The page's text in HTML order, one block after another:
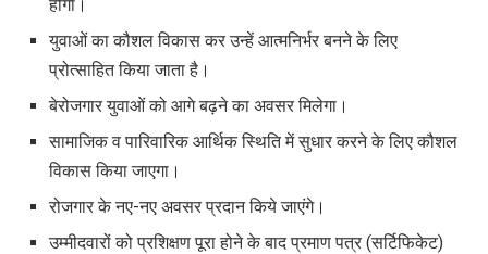
होगा।
युवाओं का कौशल विकास कर उन्हें आत्मनिर्भर बनने के लिए
प्रोत्साहित किया जाता है।
बेरोजगार युवाओं को आगे बढ़ने का अवसर मिलेगा।
सामाजिक व पारिवारिक आर्थिक स्थिति में सुधार करने के लिए कौशल
विकास किया जाएगा।
रोजगार के नए-नए अवसर प्रदान किये जाएंगे।
उम्मीदवारों को प्रशिक्षण पूरा होने के बाद प्रमाण पत्र (सर्टिफिकेट)